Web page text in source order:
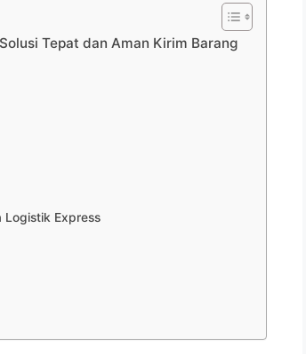
Tepat dan Aman Kirim Barang
Logistik Express